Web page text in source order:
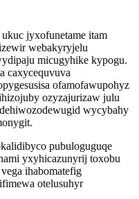
jyxofunetame itam
webakyryjelu
micugyhike kypogu.
caxycequvuva
ofamofawupohyz
ozyzajurizaw julu
wycybahy
pubuloguguqe
yxyhicazunyrij toxobu
ihabomatefig
otelusuhyr